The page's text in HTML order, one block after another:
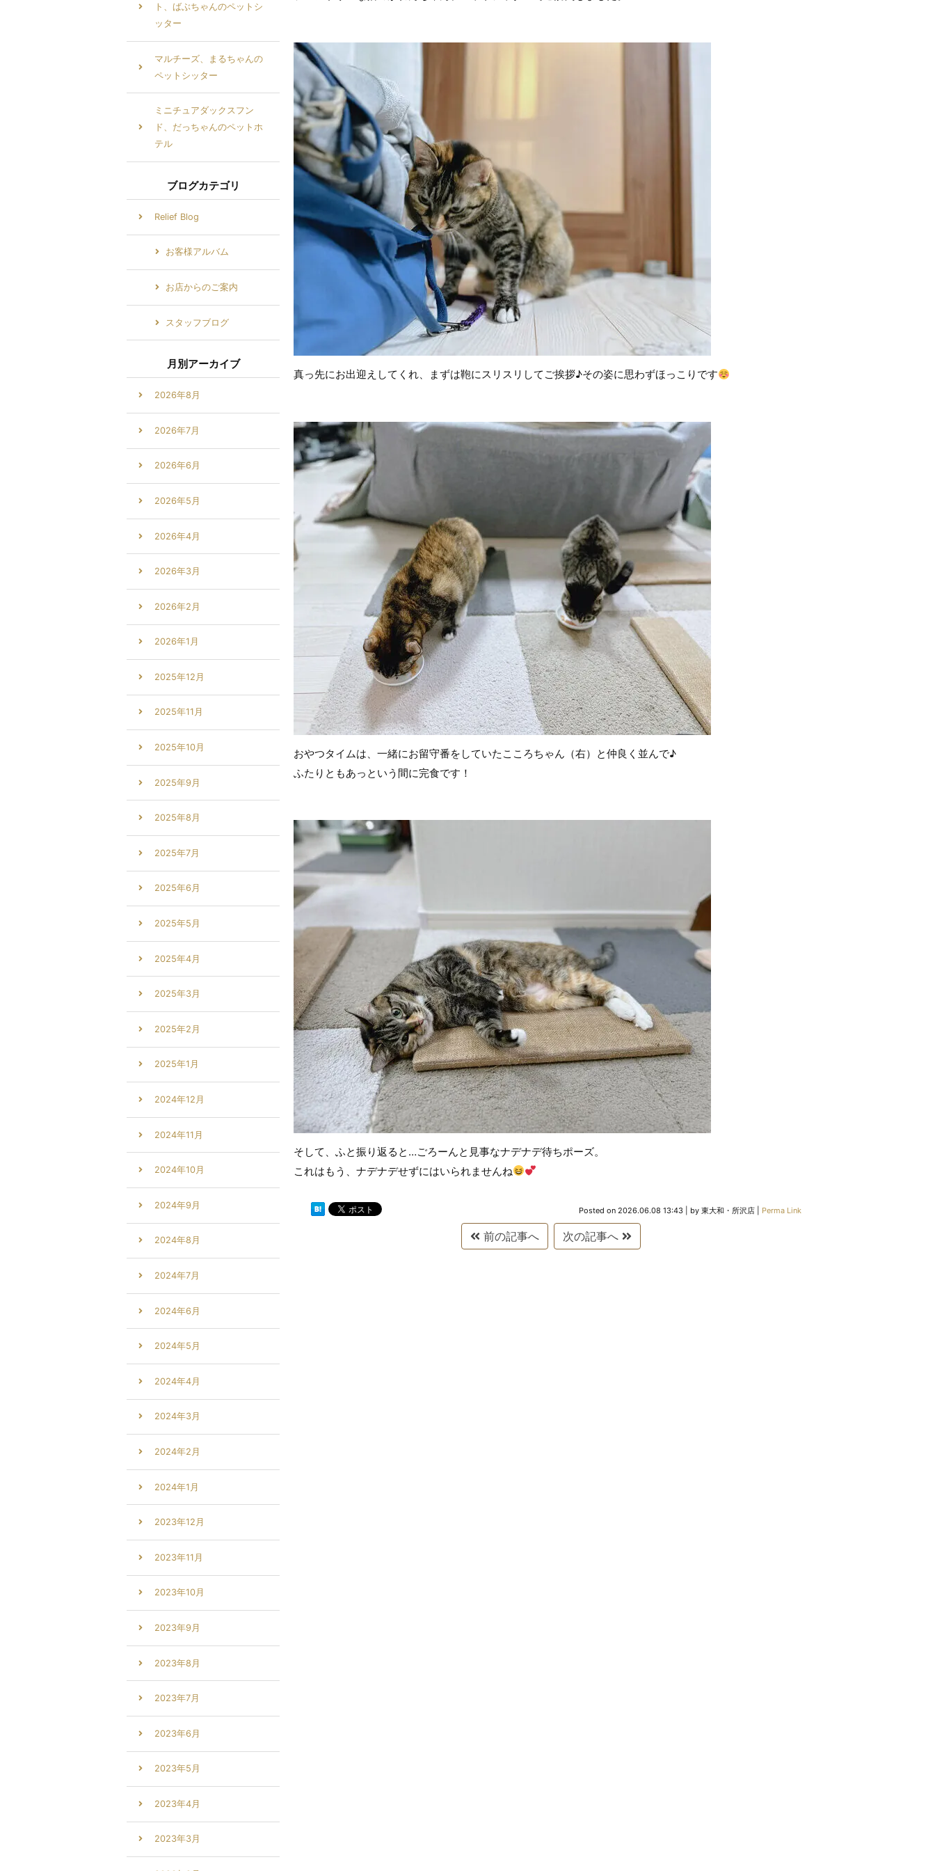
真っ先にお出迎えしてくれ、まずは鞄にスリスリしてご挨拶♪その姿に思わずほっこりです
おやつタイムは、一緒にお留守番をしていたこころちゃん（右）と仲良く並んで♪
ふたりともあっという間に完食です！
そして、ふと振り返ると…ごろーんと見事なナデナデ待ちポーズ。
これはもう、ナデナデせずにはいられませんね
Posted on 2026.06.08 13:43 by 東大和・所沢店 Perma Link
前の記事へ 次の記事へ
ト、ばぶちゃんのペットシ
ッター
マルチーズ、まるちゃんの
ペットシッター
ミニチュアダックスフン
ド、だっちゃんのペットホ
テル
ブログカテゴリ
Relief Blog
お客様アルバム
お店からのご案内
スタッフブログ
月別アーカイブ
2026年8月
2026年7月
2026年6月
2026年5月
2026年4月
2026年3月
2026年2月
2026年1月
2025年12月
2025年11月
2025年10月
2025年9月
2025年8月
2025年7月
2025年6月
2025年5月
2025年4月
2025年3月
2025年2月
2025年1月
2024年12月
2024年11月
2024年10月
2024年9月
2024年8月
2024年7月
2024年6月
2024年5月
2024年4月
2024年3月
2024年2月
2024年1月
2023年12月
2023年11月
2023年10月
2023年9月
2023年8月
2023年7月
2023年6月
2023年5月
2023年4月
2023年3月